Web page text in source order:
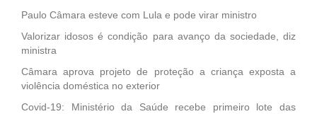
Paulo Câmara esteve com Lula e pode virar ministro
Valorizar idosos é condição para avanço da sociedade, diz
ministra
Câmara aprova projeto de proteção a criança exposta a
violência doméstica no exterior
Covid-19: Ministério da Saúde recebe primeiro lote das